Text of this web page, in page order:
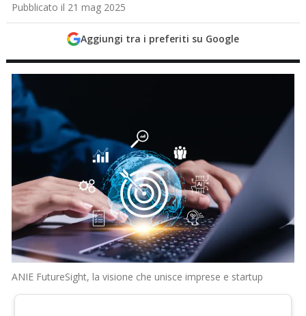
Pubblicato il 21 mag 2025
Aggiungi tra i preferiti su Google
ANIE FutureSight, la visione che unisce imprese e startup